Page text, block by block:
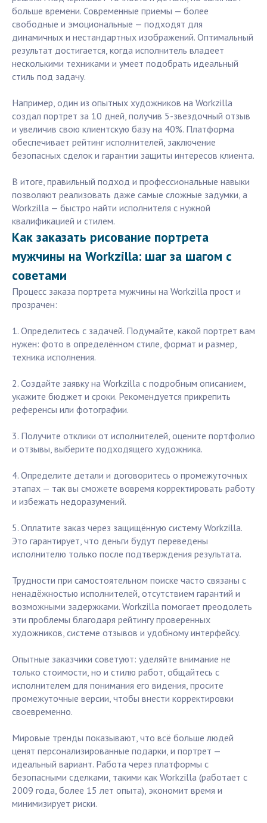
больше времени. Современные приемы — более
свободные и эмоциональные — подходят для
динамичных и нестандартных изображений. Оптимальный
результат достигается, когда исполнитель владеет
несколькими техниками и умеет подобрать идеальный
стиль под задачу.
Например, один из опытных художников на Workzilla
создал портрет за 10 дней, получив 5-звездочный отзыв
и увеличив свою клиентскую базу на 40%. Платформа
обеспечивает рейтинг исполнителей, заключение
безопасных сделок и гарантии защиты интересов клиента.
В итоге, правильный подход и профессиональные навыки
позволяют реализовать даже самые сложные задумки, а
Workzilla — быстро найти исполнителя с нужной
квалификацией и стилем.
Как заказать рисование портрета
мужчины на Workzilla: шаг за шагом с
советами
Процесс заказа портрета мужчины на Workzilla прост и
прозрачен:
1. Определитесь с задачей. Подумайте, какой портрет вам
нужен: фото в определённом стиле, формат и размер,
техника исполнения.
2. Создайте заявку на Workzilla с подробным описанием,
укажите бюджет и сроки. Рекомендуется прикрепить
референсы или фотографии.
3. Получите отклики от исполнителей, оцените портфолио
и отзывы, выберите подходящего художника.
4. Определите детали и договоритесь о промежуточных
этапах — так вы сможете вовремя корректировать работу
и избежать недоразумений.
5. Оплатите заказ через защищённую систему Workzilla.
Это гарантирует, что деньги будут переведены
исполнителю только после подтверждения результата.
Трудности при самостоятельном поиске часто связаны с
ненадёжностью исполнителей, отсутствием гарантий и
возможными задержками. Workzilla помогает преодолеть
эти проблемы благодаря рейтингу проверенных
художников, системе отзывов и удобному интерфейсу.
Опытные заказчики советуют: уделяйте внимание не
только стоимости, но и стилю работ, общайтесь с
исполнителем для понимания его видения, просите
промежуточные версии, чтобы внести корректировки
своевременно.
Мировые тренды показывают, что всё больше людей
ценят персонализированные подарки, и портрет —
идеальный вариант. Работа через платформы с
безопасными сделками, такими как Workzilla (работает с
2009 года, более 15 лет опыта), экономит время и
минимизирует риски.